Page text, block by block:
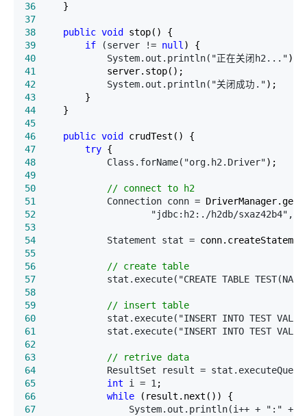
36
37
38
public void
39
if (server != null
40
             System.out.println("正在关闭h2..."
41
42
             System.out.println("关闭成功."
43
44
45
46
public void
47
try
48
             Class.forName("org.h2.Driver"
49
50
// connect to h2
51
             Connection conn =
52
"jdbc:h2:./h2db/sxaz42b4",
53
54
             Statement stat =
55
56
// create table
57
stat.execute("CREATE TABLE
58
59
// insert table
60
stat.execute("INSERT INTO TEST
61
stat.execute("INSERT INTO TEST
62
63
// retrive data
64
ResultSet result =
65
int i = 1
66
while
67
System.out.println(i++ + ":" +